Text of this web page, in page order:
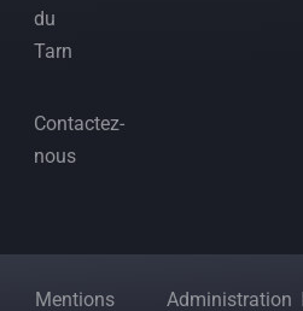
du
Tarn
Contactez-
nous
Mentions Administration